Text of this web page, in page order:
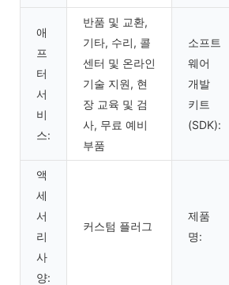
애
프
터
서
비
스:
반품 및 교환,
기타, 수리, 콜
센터 및 온라인
기술 지원, 현
장 교육 및 검
사, 무료 예비
부품
소프트
웨어
개발
키트
(SDK):
액
세
서
리
사
양:
커스텀 플러그
제품
명: